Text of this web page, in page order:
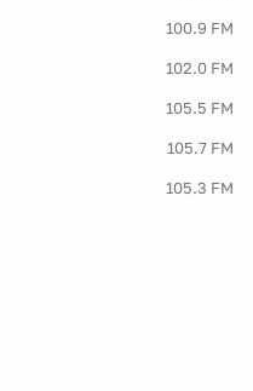
100.9 FM
102.0 FM
105.5 FM
105.7 FM
105.3 FM